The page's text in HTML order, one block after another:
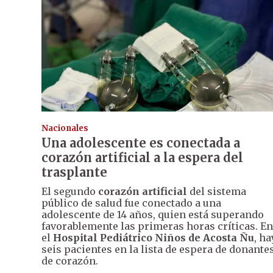
Nacionales
Una adolescente es conectada a
corazón artificial a la espera del
trasplante
El segundo corazón artificial del sistema
público de salud fue conectado a una
adolescente de 14 años, quien está superando
favorablemente las primeras horas críticas. En
el Hospital Pediátrico Niños de Acosta Ñu,
seis pacientes en la lista de espera de
de corazón.